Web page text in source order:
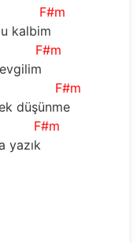
F#m
kalbim
F#m
F#m
düşünme
F#m
yazık